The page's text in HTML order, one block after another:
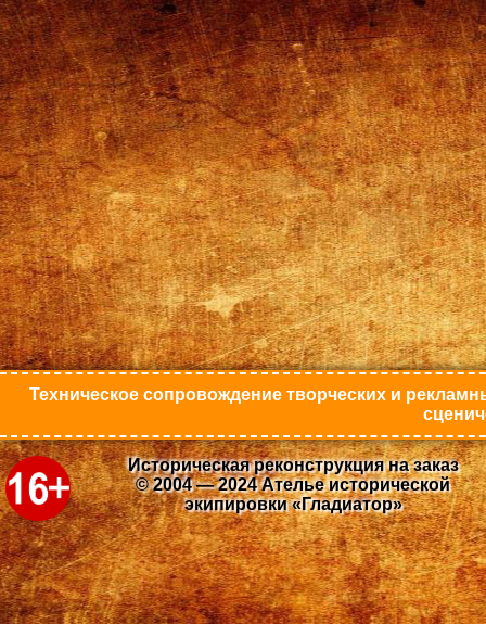
Техническое сопровождение творческих и
Историческая реконструкция на заказ
© 2004 — 2024 Ателье исторической
экипировки «Гладиатор»